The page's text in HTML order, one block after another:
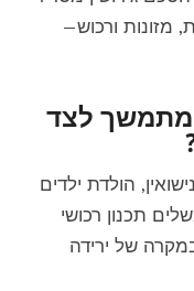
מזונות ורכוש—
מתמשך לצד
הולדת ילדים
תכנון רכושי
של ירידה